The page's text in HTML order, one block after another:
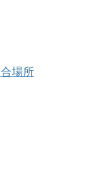
場所